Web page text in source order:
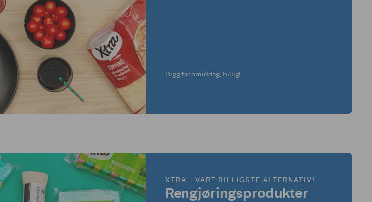
Digg tacomiddag, billig!
XTRA - VÅRT BILLIGSTE ALTERNATIV!
Rengjøringsprodukter